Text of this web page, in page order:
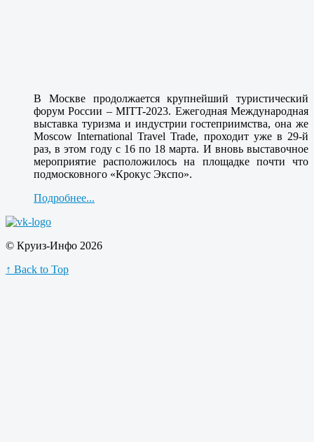
В Москве продолжается крупнейший туристический
форум России – MITT-2023. Ежегодная Международная
выставка туризма и индустрии гостеприимства, она же
Moscow International Travel Trade, проходит уже в 29-й
раз, в этом году с 16 по 18 марта. И вновь выставочное
мероприятие расположилось на площадке почти что
подмосковного «Крокус Экспо».
Подробнее...
© Круиз-Инфо 2026
↑ Back to Top